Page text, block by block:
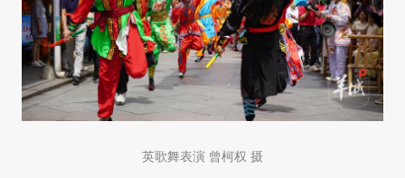
英歌舞表演 曾柯权 摄